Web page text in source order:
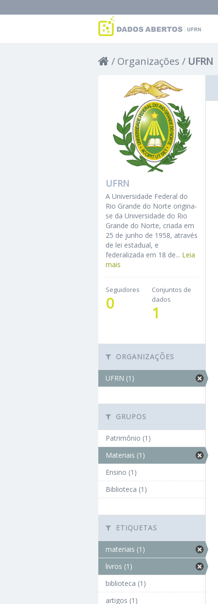
Organizações UFRN
UFRN
A Universidade Federal do
Rio Grande do Norte origina-
se da Universidade do Rio
Grande do Norte, criada em
25 de junho de 1958, através
de lei estadual, e
federalizada em 18 de... Leia
mais
Seguidores
0
Conjuntos de
dados
1
ORGANIZAÇÕES
UFRN (1)
GRUPOS
Patrimônio (1)
Materiais (1)
Ensino (1)
Biblioteca (1)
ETIQUETAS
materiais (1)
livros (1)
biblioteca (1)
artigos (1)